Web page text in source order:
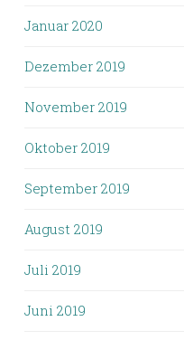
Januar 2020
Dezember 2019
November 2019
Oktober 2019
September 2019
August 2019
Juli 2019
Juni 2019